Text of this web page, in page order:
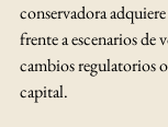
conservadora
frente a escenarios
cambios regulatorios
capital.